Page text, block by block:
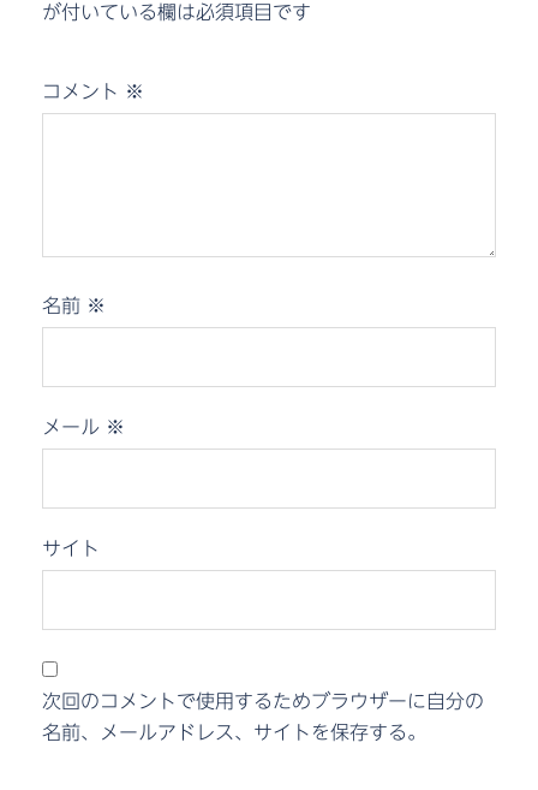
が付いている欄は必須項目です
コメント ※
名前 ※
メール ※
サイト
次回のコメントで使用するためブラウザーに自分の
名前、メールアドレス、サイトを保存する。